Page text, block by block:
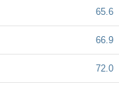
65.6
66.9
72.0